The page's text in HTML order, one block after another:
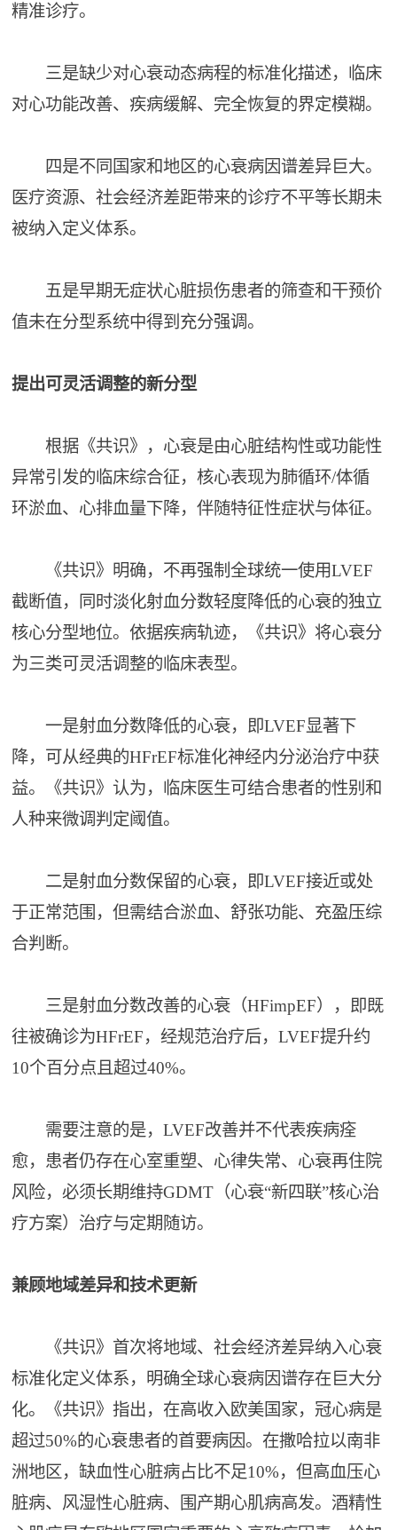
精准诊疗。
三是缺少对心衰动态病程的标准化描述，临床
对心功能改善、疾病缓解、完全恢复的界定模糊。
四是不同国家和地区的心衰病因谱差异巨大。
医疗资源、社会经济差距带来的诊疗不平等长期未
被纳入定义体系。
五是早期无症状心脏损伤患者的筛查和干预价
值未在分型系统中得到充分强调。
提出可灵活调整的新分型
根据《共识》，心衰是由心脏结构性或功能性
异常引发的临床综合征，核心表现为肺循环/体循
环淤血、心排血量下降，伴随特征性症状与体征。
《共识》明确，不再强制全球统一使用LVEF
截断值，同时淡化射血分数轻度降低的心衰的独立
核心分型地位。依据疾病轨迹，《共识》将心衰分
为三类可灵活调整的临床表型。
一是射血分数降低的心衰，即LVEF显著下
降，可从经典的HFrEF标准化神经内分泌治疗中获
益。《共识》认为，临床医生可结合患者的性别和
人种来微调判定阈值。
二是射血分数保留的心衰，即LVEF接近或处
于正常范围，但需结合淤血、舒张功能、充盈压综
合判断。
三是射血分数改善的心衰（HFimpEF），即既
往被确诊为HFrEF，经规范治疗后，LVEF提升约
10个百分点且超过40%。
需要注意的是，LVEF改善并不代表疾病痊
愈，患者仍存在心室重塑、心律失常、心衰再住院
风险，必须长期维持GDMT（心衰“新四联”核心治
疗方案）治疗与定期随访。
兼顾地域差异和技术更新
《共识》首次将地域、社会经济差异纳入心衰
标准化定义体系，明确全球心衰病因谱存在巨大分
化。《共识》指出，在高收入欧美国家，冠心病是
超过50%的心衰患者的首要病因。在撒哈拉以南非
洲地区，缺血性心脏病占比不足10%，但高血压心
脏病、风湿性心脏病、围产期心肌病高发。酒精性